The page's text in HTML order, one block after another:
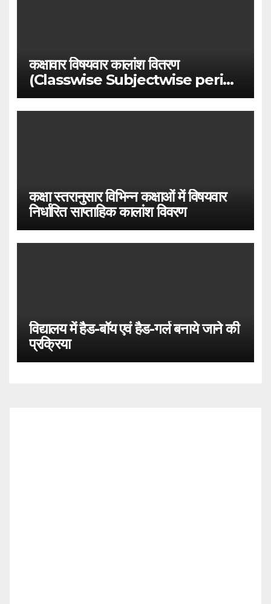
कक्षावार विषयवार कालांश वितरण
(Classwise Subjectwise period
distribution)
कक्षा स्तरानुसार विभिन्न कक्षाओं में विषयवार
निर्धारित साप्ताहिक कालांश विवरण
विद्यालय में हैड-बॉय एवं हैड-गर्ल बनाये जाने की
प्रक्रिया